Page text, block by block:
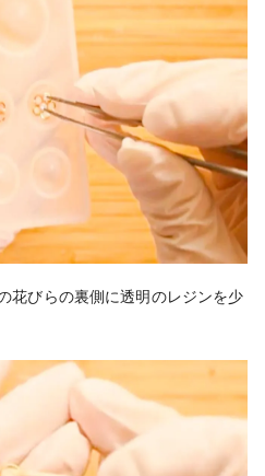
花びらの裏側に透明のレジンを少